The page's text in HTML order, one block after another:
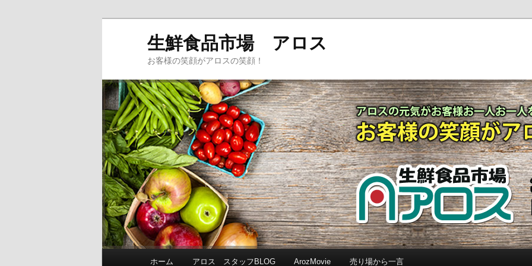
生鮮食品市場 アロス
お客様の笑顔がアロスの笑顔！
メインコンテンツへ移動
サブコンテンツへ移動
ホーム アロス スタッフBLOG ArozMovie 売り場から一言